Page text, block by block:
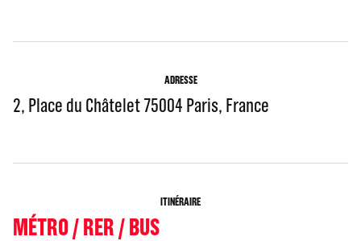
ADRESSE
2, Place du Châtelet 75004 Paris, France
ITINÉRAIRE
MÉTRO / RER / BUS